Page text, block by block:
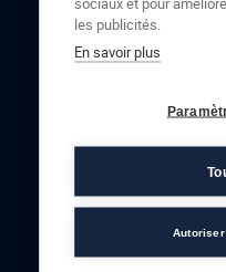
les publicités.
En savoir plus